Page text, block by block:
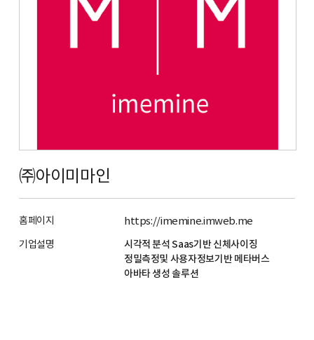
㈜아이미마인
홈페이지 https://imemine.imweb.me
기업설명
시각적 분석 Saas기반 신체사이징
정밀측정및 사용자정보기반 메타버스
아바타 생성 솔루션